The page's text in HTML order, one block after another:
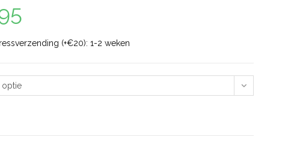
(+€20): 1-2 weken
optie